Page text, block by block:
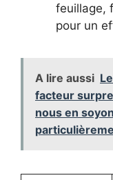
feuillage,
pour un
A lire aussi
facteur
nous en